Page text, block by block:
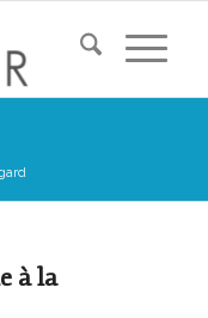
à la